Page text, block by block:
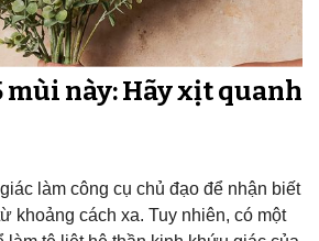
mùi này: Hãy xịt quanh
làm công cụ chủ đạo để nhận biết
khoảng cách xa. Tuy nhiên, có một